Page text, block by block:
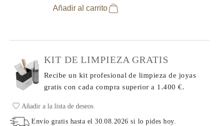
Añadir al carrito
KIT DE LIMPIEZA GRATIS
Recibe un kit profesional de limpieza de joyas
gratis con cada comprasuperior a 1.400 €.
Añadir a la lista de deseos
Envío gratis hasta el30.08.2026 si lo pides hoy.